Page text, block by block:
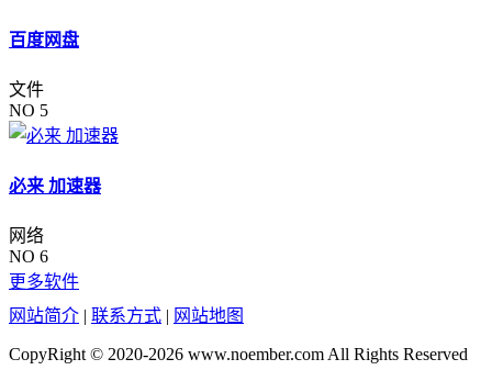
百度网盘
文件
NO 5
必来 加速器
网络
NO 6
更多软件
网站简介 | 联系方式 | 网站地图
CopyRight © 2020-2026 www.noember.com All Rights Reserved